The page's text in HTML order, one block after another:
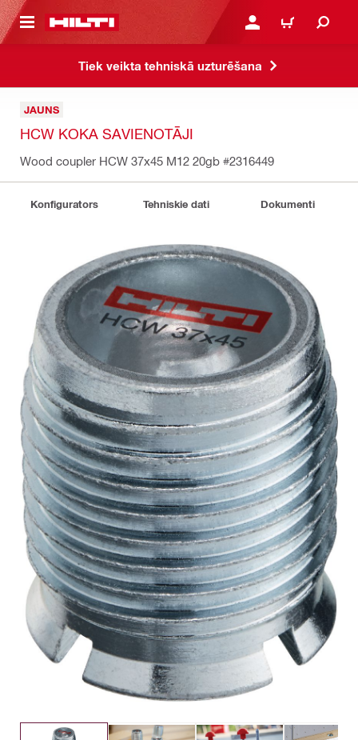
SATURU PIESLĒGTIES VAI
IEPIRKŠANĀS
Tiek veikta tehniskā uzturēšana
JAUNS
HCW KOKA SAVIENOTĀJI
Wood coupler HCW 37x45 M12 20gb #2316449
Konfigurators Tehniskie dati Dokumenti